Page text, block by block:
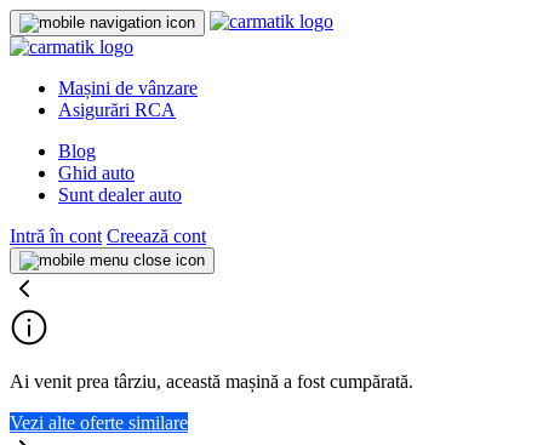
Mașini de vânzare
Asigurări RCA
Blog
Ghid auto
Sunt dealer auto
Intră în cont Creează cont
Ai venit prea târziu, această mașină a fost cumpărată.
Vezi alte oferte similare